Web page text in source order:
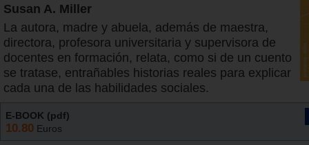
Susan A. Miller
La autora, madre y abuela, además de maestra,
directora, profesora universitaria y supervisora de
docentes en formación, relata, como si de un cuento
se tratase, entrañables historias reales para explicar
cada una de las habilidades sociales.
E-BOOK (pdf)
10.80 Euros